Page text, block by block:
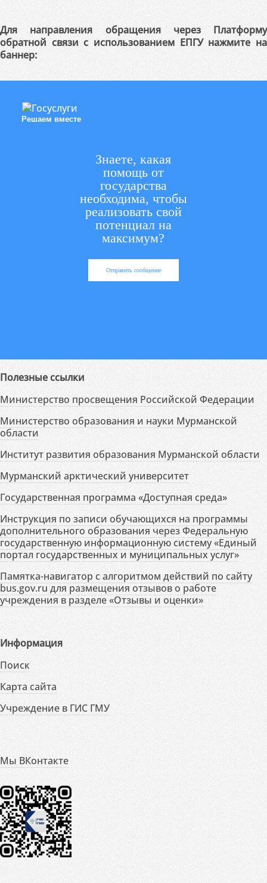
Для направления обращения через Платформу
обратной связи с использованием ЕПГУ нажмите на
баннер:
Решаем вместе
Знаете, какая
помощь от
государства
необходима, чтобы
реализовать свой
потенциал на
максимум?
Отправить сообщение
Полезные ссылки
Министерство просвещения Российской Федерации
Министерство образования и науки Мурманской
области
Институт развития образования Мурманской области
Мурманский арктический университет
Государственная программа «Доступная среда»
Инструкция по записи обучающихся на программы
дополнительного образования через Федеральную
государственную информационную систему «Единый
портал государственных и муниципальных услуг»
Памятка-навигатор с алгоритмом действий по сайту
bus.gov.ru для размещения отзывов о работе
учреждения в разделе «Отзывы и оценки»
Информация
Поиск
Карта сайта
Учреждение в ГИС ГМУ
Мы ВКонтакте